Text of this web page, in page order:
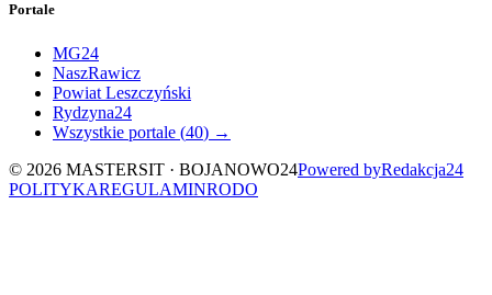
Portale
MG24
NaszRawicz
Powiat Leszczyński
Rydzyna24
Wszystkie portale (40) →
© 2026 MASTERSIT · BOJANOWO24Powered byRedakcja24
POLITYKAREGULAMINRODO